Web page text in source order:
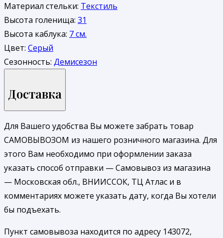
Материал стельки: Текстиль
Высота голенища: 31
Высота каблука: 7 см.
Цвет: Серый
Сезонность: Демисезон
Доставка
Для Вашего удобства Вы можете забрать товар
САМОВЫВОЗОМ из нашего розничного магазина. Для
этого Вам необходимо при оформлении заказа
указать способ отправки — Самовывоз из магазина
— Московская обл., ВНИИССОК, ТЦ Атлас и в
комментариях можете указать дату, когда Вы хотели
бы подъехать.
Пункт самовывоза находится по адресу 143072,